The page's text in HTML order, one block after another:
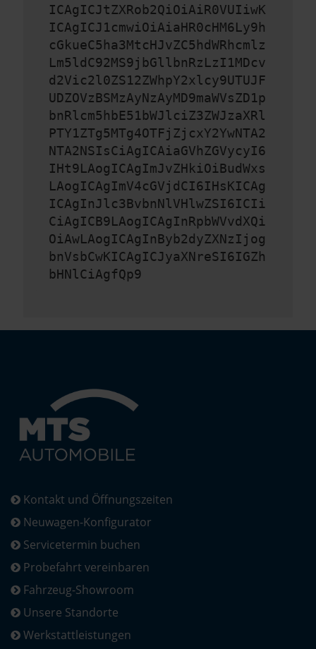
ICAgICJtZXRob2QiOiAiR0VUIiwK
ICAgICJ1cmwiOiAiaHR0cHM6Ly9h
cGkueC5ha3MtcHJvZC5hdWRhcmlz
Lm5ldC92MS9jbGllbnRzLzI1MDcv
d2Vic2l0ZS12ZWhpY2xlcy9UTUJF
UDZOVzBSMzAyNzAyMD9maWVsZD1p
bnRlcm5hbE51bWJlciZ3ZWJzaXRl
PTY1ZTg5MTg4OTFjZjcxY2YwNTA2
NTA2NSIsCiAgICAiaGVhZGVycyI6
IHt9LAogICAgImJvZHkiOiBudWxs
LAogICAgImV4cGVjdCI6IHsKICAg
ICAgInJlc3BvbnNlVHlwZSI6ICIi
CiAgICB9LAogICAgInRpbWVvdXQi
OiAwLAogICAgInByb2dyZXNzIjog
bnVsbCwKICAgICJyaXNreSI6IGZh
bHNlCiAgfQp9
Kontakt und Öffnungszeiten
Neuwagen-Konfigurator
Servicetermin buchen
Probefahrt vereinbaren
Fahrzeug-Showroom
Unsere Standorte
Werkstattleistungen